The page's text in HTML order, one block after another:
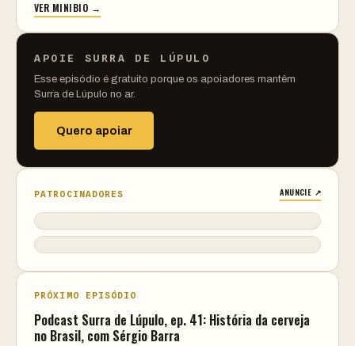
VER MINIBIO →
APOIE SURRA DE LÚPULO
Esse episódio é gratuito porque os apoiadores mantêm
Surra de Lúpulo no ar.
Quero apoiar
PATROCINADORES ANUNCIE ↗
PRÓXIMO EPISÓDIO
Podcast Surra de Lúpulo, ep. 41: História da cerveja
no Brasil, com Sérgio Barra